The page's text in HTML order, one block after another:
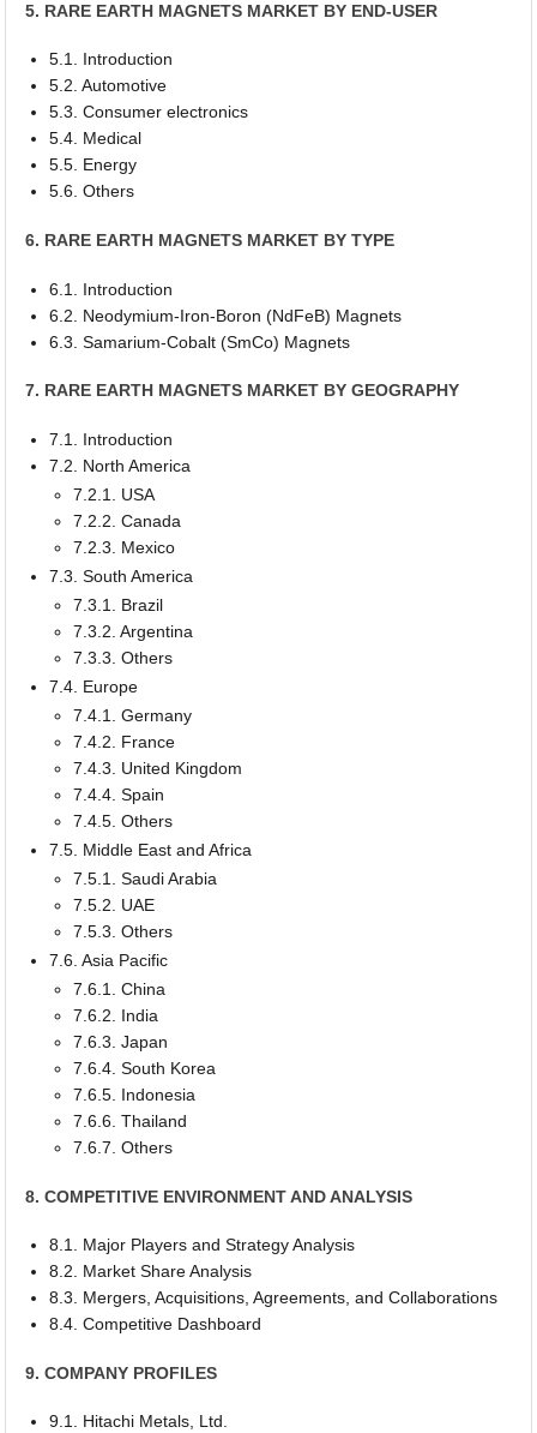
5. RARE EARTH MAGNETS MARKET BY END-USER
5.1. Introduction
5.2. Automotive
5.3. Consumer electronics
5.4. Medical
5.5. Energy
5.6. Others
6. RARE EARTH MAGNETS MARKET BY TYPE
6.1. Introduction
6.2. Neodymium-Iron-Boron (NdFeB) Magnets
6.3. Samarium-Cobalt (SmCo) Magnets
7. RARE EARTH MAGNETS MARKET BY GEOGRAPHY
7.1. Introduction
7.2. North America
7.2.1. USA
7.2.2. Canada
7.2.3. Mexico
7.3. South America
7.3.1. Brazil
7.3.2. Argentina
7.3.3. Others
7.4. Europe
7.4.1. Germany
7.4.2. France
7.4.3. United Kingdom
7.4.4. Spain
7.4.5. Others
7.5. Middle East and Africa
7.5.1. Saudi Arabia
7.5.2. UAE
7.5.3. Others
7.6. Asia Pacific
7.6.1. China
7.6.2. India
7.6.3. Japan
7.6.4. South Korea
7.6.5. Indonesia
7.6.6. Thailand
7.6.7. Others
8. COMPETITIVE ENVIRONMENT AND ANALYSIS
8.1. Major Players and Strategy Analysis
8.2. Market Share Analysis
8.3. Mergers, Acquisitions, Agreements, and Collaborations
8.4. Competitive Dashboard
9. COMPANY PROFILES
9.1. Hitachi Metals, Ltd.